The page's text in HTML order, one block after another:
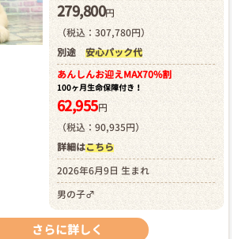
279,800円
（税込：307,780円）
別途 安心パック代
あんしんお迎えMAX70%割
100ヶ月生命保障付き！
62,955円
（税込：90,935円）
詳細はこちら
2026年6月9日 生まれ
男の子♂
さらに詳しく